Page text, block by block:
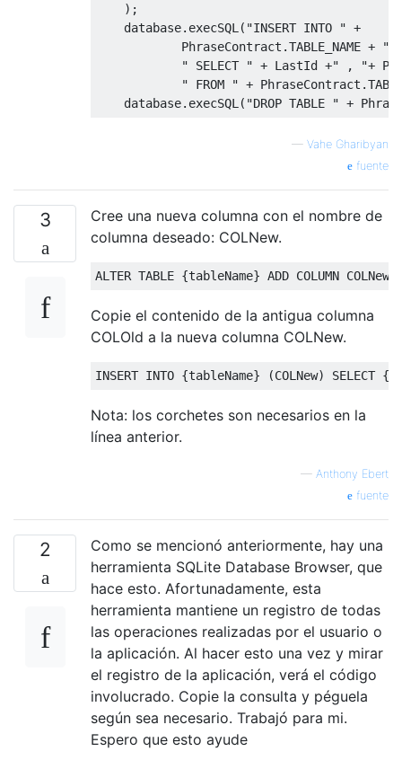
);
database. execSQL( "INSERT INTO " +
            PhraseContract
.TABLE_NAME +
" SELECT " + LastId +" , "+
" FROM " + PhraseContract .
database. execSQL( "DROP TABLE " +
— Vahe Gharibyan
fuente
3
Cree una nueva columna con el nombre de
columna deseado: COLNew.
ALTER TABLE {tableName} ADD COLUMN COLNew
Copie el contenido de la antigua columna
COLOld a la nueva columna COLNew.
INSERT INTO {tableName} (COLNew) SELECT {
Nota: los corchetes son necesarios en la
línea anterior.
— Anthony Ebert
fuente
2
Como se mencionó anteriormente, hay una
herramienta SQLite Database Browser, que
hace esto. Afortunadamente, esta
herramienta mantiene un registro de todas
las operaciones realizadas por el usuario o
la aplicación. Al hacer esto una vez y mirar
el registro de la aplicación, verá el código
involucrado. Copie la consulta y péguela
según sea necesario. Trabajó para mi.
Espero que esto ayude